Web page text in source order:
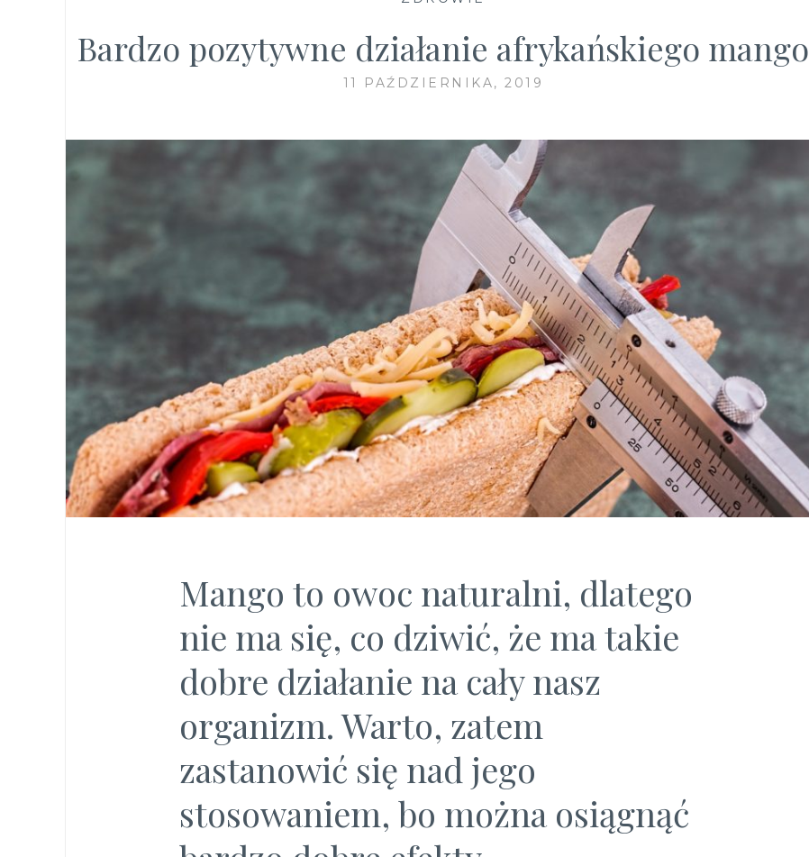
Bardzo pozytywne działanie afrykańskiego mango
11 PAŹDZIERNIKA, 2019
Mango to owoc naturalni, dlatego
nie ma się, co dziwić, że ma takie
dobre działanie na cały nasz
organizm. Warto, zatem
zastanowić się nad jego
stosowaniem, bo można osiągnąć